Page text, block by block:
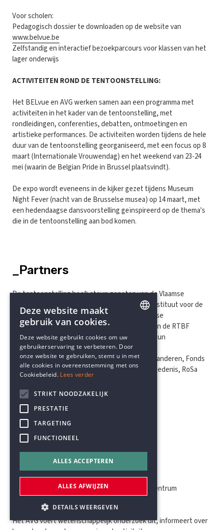
Voor scholen:
Pedagogisch dossier te downloaden op de website van
www.belvue.be
Zelfstandig en interactief bezoekparcours voor klassen van het
lager onderwijs
ACTIVITEITEN ROND DE TENTOONSTELLING:
Het BELvue en AVG werken samen aan een programma met
activiteiten in het kader van de tentoonstelling, met
rondleidingen, conferenties, debatten, ontmoetingen en
artistieke performances. De activiteiten worden tijdens de hele
duur van de tentoonstelling georganiseerd, met een focus op 8
maart (Internationale Vrouwendag) en het weekend van 23-24
mei (waarin de Belgian Pride in Brussel plaatsvindt).
De expo wordt eveneens in de kijker gezet tijdens Museum
Night Fever (nacht van de Brusselse musea) op 14 maart, met
een hedendaagse dansvoorstelling geïnspireerd op de thema's
die in de tentoonstelling aan bod komen.
_Partners
De tentoonstelling heeft steun genoten van de Vlaamse
overheid, de Federatie Wallonië-Brussel, het Instituut voor de
Gelijkheid van Vrouwen en Mannen en de Vlaamse
Gemeenschapscommissie. We danken de VRT en de RTBF
(Sonuma) voor het ter beschikking stellen van hun
archiefmateriaal alsook onze Nederlandstalige
partnerinstellingen Amsab-ISG, Archiefbank Vlaanderen, Fonds
Suzan Daniel, het Instituut voor Publieksgeschiedenis, RoSa
vzw en Ella vzw.
_Het Archief- en
Onderzoekscentrum voor
Vrouwengeschiedenis
Het AVG-Carhif is een archief- en onderzoekscentrum
gespecialiseerd in vrouwengeschiedenis en de
vrouwenbeweging.
Het AVG voert wetenschappelijk onderzoek uit, informeert over
DUTCH
Deze website maakt
gebruik van cookies.
Deze website gebruikt cookies om uw
gebruikerservaring te verbeteren. Door
onze website te gebruiken, stemt u in met
alle cookies in overeenstemming met ons
Cookiebeleid. Lees verder
STRIKT NOODZAKELIJK
PRESTATIE
TARGETING
FUNCTIONEEL
ALLES ACCEPTEREN
ALLES AFWIJZEN
DETAILS WEERGEVEN